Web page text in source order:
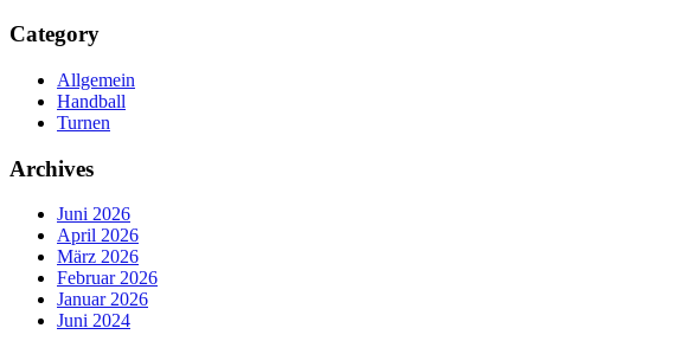
Category
Allgemein
Handball
Turnen
Archives
Juni 2026
April 2026
März 2026
Februar 2026
Januar 2026
Juni 2024